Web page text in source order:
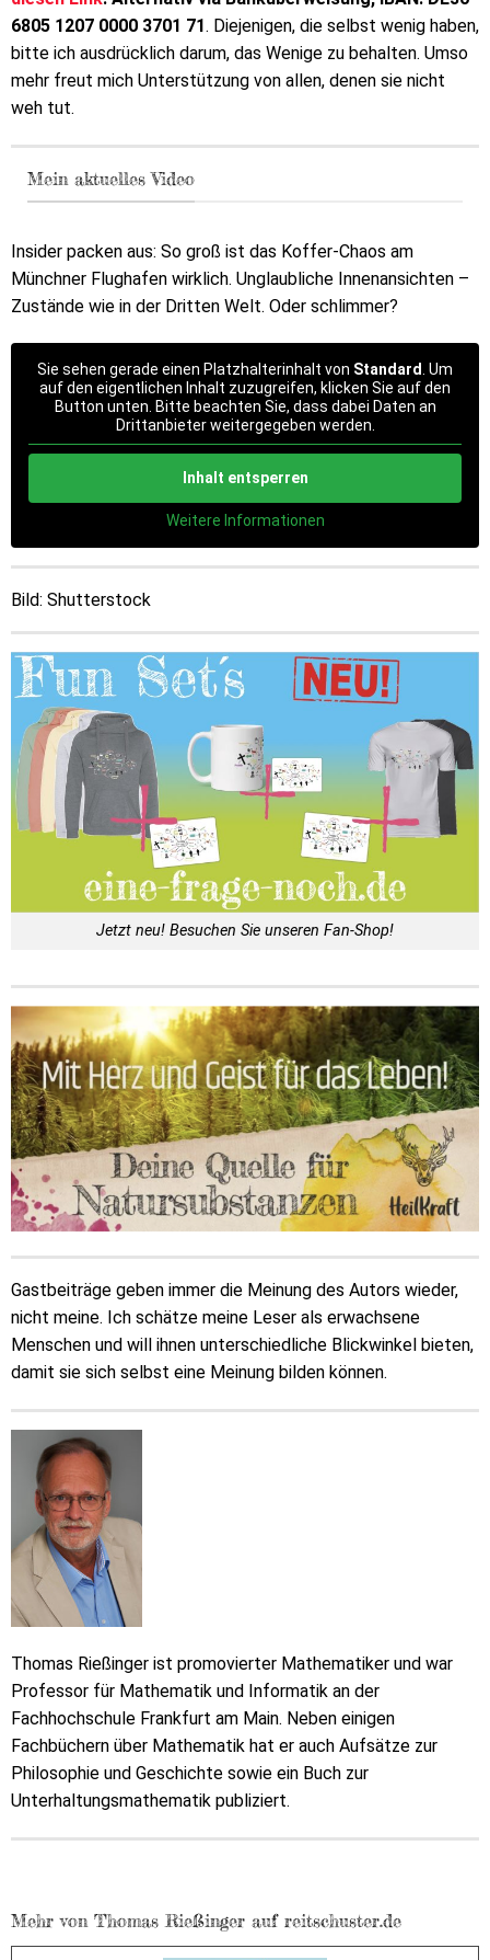
6805 1207 0000 3701 71. Diejenigen, die selbst wenig haben,
bitte ich ausdrücklich darum, das Wenige zu behalten. Umso
mehr freut mich Unterstützung von allen, denen sie nicht
weh tut.
Mein aktuelles Video
Insider packen aus: So groß ist das Koffer-Chaos am
Münchner Flughafen wirklich. Unglaubliche Innenansichten –
Zustände wie in der Dritten Welt. Oder schlimmer?
Sie sehen gerade einen Platzhalterinhalt von Standard . Um
auf den eigentlichen Inhalt zuzugreifen, klicken Sie auf den
Button unten. Bitte beachten Sie, dass dabei Daten an
Drittanbieter weitergegeben werden.
Inhalt entsperren
Weitere Informationen
Bild: Shutterstock
Jetzt neu! Besuchen Sie unseren Fan-Shop!
Gastbeiträge geben immer die Meinung des Autors wieder,
nicht meine. Ich schätze meine Leser als erwachsene
Menschen und will ihnen unterschiedliche Blickwinkel bieten,
damit sie sich selbst eine Meinung bilden können.
Thomas Rießinger ist promovierter Mathematiker und war
Professor für Mathematik und Informatik an der
Fachhochschule Frankfurt am Main. Neben einigen
Fachbüchern über Mathematik hat er auch Aufsätze zur
Philosophie und Geschichte sowie ein Buch zur
Unterhaltungsmathematik publiziert.
Mehr von Thomas Rießinger auf reitschuster.de